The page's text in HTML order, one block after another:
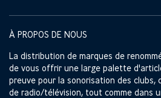
À PROPOS DE NOUS
La distribution de marques de
de vous offrir une large palette
preuve pour la sonorisation des
de radio/télévision, tout comme dans